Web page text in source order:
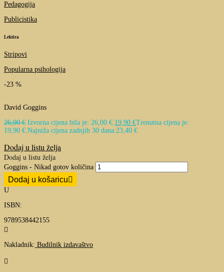
Pedagogija
Publicistika
Lektira
Stripovi
Popularna psihologija
-23 %
David Goggins
26,00€ Izvorna cijena bila je: 26,00 €.19,90 €Trenutna cijena je:
19,90 €.Najniža cijena zadnjih 30 dana:23,40 €
Dodaj u listu želja
Dodaj u listu želja
Goggins - Nikad gotov količina
Dodaj u košaricu
U
ISBN:
9789538442155

Nakladnik: Budilnik izdavaštvo
